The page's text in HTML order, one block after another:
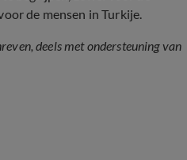
de mensen in Turkije.
deels met ondersteuning van